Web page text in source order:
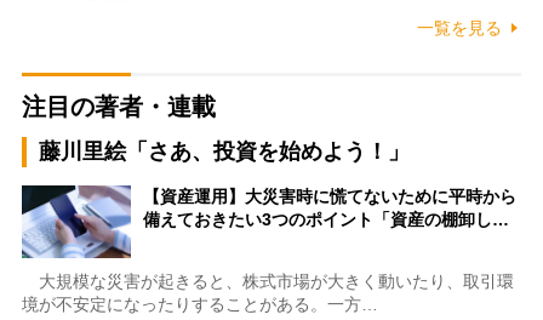
一覧を見る
注目の著者・連載
藤川里絵「さあ、投資を始めよう！」
【資産運用】大災害時に慌てないために平時から
備えておきたい3つのポイント「資産の棚卸し…
大規模な災害が起きると、株式市場が大きく動いたり、取引環
境が不安定になったりすることがある。一方…